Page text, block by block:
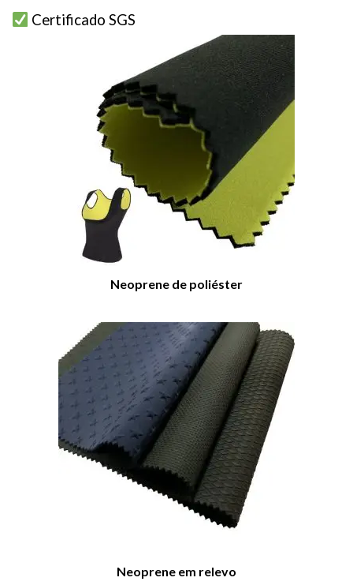
Certificado SGS
Neoprene de poliéster
Neoprene em relevo